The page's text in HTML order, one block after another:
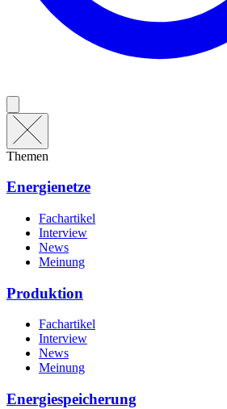
Themen
Energienetze
Fachartikel
Interview
News
Meinung
Produktion
Fachartikel
Interview
News
Meinung
Energiespeicherung